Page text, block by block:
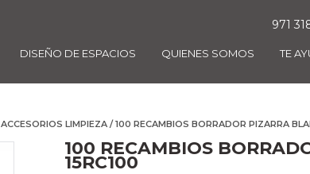
DISEÑO DE ESPACIOS QUIENES SOMOS TE
971
ACCESORIOS LIMPIEZA / 100 RECAMBIOS BORRADOR PIZARRA
100 RECAMBIOS
15RC100